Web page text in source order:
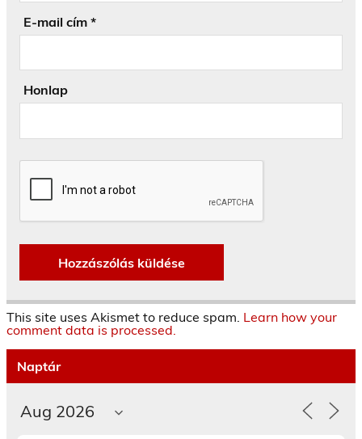
E-mail cím *
Honlap
This site uses Akismet to reduce spam. Learn how your
comment data is processed.
Naptár